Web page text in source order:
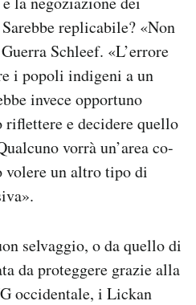
replicabile? «Non
Schleef. «L’errore
i popoli indigeni a un
invece opportuno
riflettere e decidere quello
vorrà un’area co-
volere un altro tipo di
selvaggio, o da quello di
da proteggere grazie alla
occidentale, i Lickan